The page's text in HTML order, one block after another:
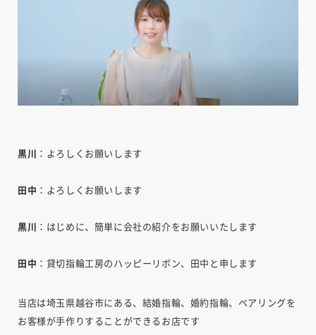
黒川 ：よろしくお願いします
田中 ：よろしくお願いします
黒川 ：はじめに、簡単に会社の紹介をお願いいたします
田中 ：貸切指輪工房のハッピーリボン、田中と申します
当店は埼玉県越谷市にある、結婚指輪、婚約指輪、ペアリングを
お客様が手作りすることができるお店です